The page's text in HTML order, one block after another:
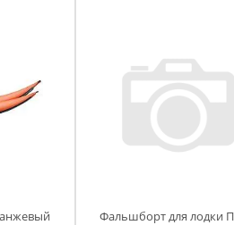
Фальшборт для лодки